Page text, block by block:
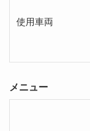
使用車両
メニュー